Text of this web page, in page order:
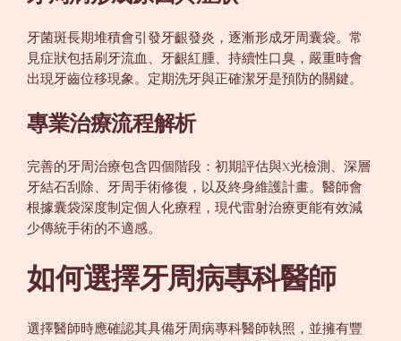
牙菌斑長期堆積會引發牙齦發炎，逐漸形成牙周囊袋。常
見症狀包括刷牙流血、牙齦紅腫、持續性口臭，嚴重時會
出現牙齒位移現象。定期洗牙與正確潔牙是預防的關鍵。
專業治療流程解析
完善的牙周治療包含四個階段：初期評估與X光檢測、深層
牙結石刮除、牙周手術修復，以及終身維護計畫。醫師會
根據囊袋深度制定個人化療程，現代雷射治療更能有效減
少傳統手術的不適感。
如何選擇牙周病專科醫師
選擇醫師時應確認其具備牙周病專科醫師執照，並擁有豐